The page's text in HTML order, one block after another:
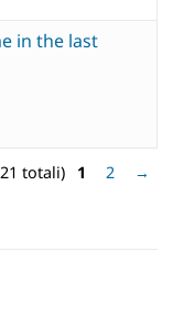
in the last
totali) 1 2 →